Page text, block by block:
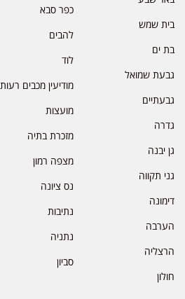
בית שמש
בת ים
גבעת שמואל
גבעתיים
גדרה
גן יבנה
גני תקווה
דימונה
הערבה
הרצליה
חולון
כפר סבא
להבים
לוד
מודיעין מכבים רעות
מועצות
מזכרת בתיה
מצפה רמון
נס ציונה
נתיבות
נתניה
סביון